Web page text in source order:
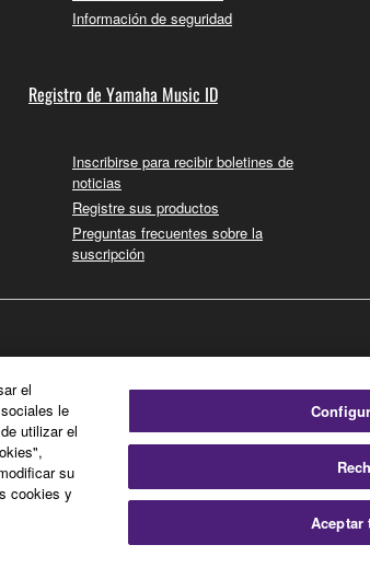
Información de seguridad
Registro de Yamaha Music ID
Inscribirse para recibir boletines de
noticias
Registre sus productos
Preguntas frecuentes sobre la
suscripción
el
le
utilizar el
su
cookies y
Aceptar